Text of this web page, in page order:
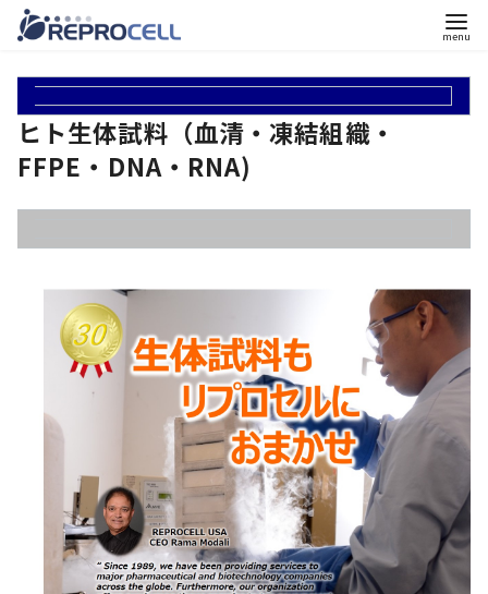
ヒト生体試料（血清・凍結組織・
FFPE・DNA・RNA)